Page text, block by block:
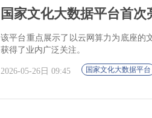
国家文化大数据平台首次
该平台重点展示了以云网算力为底座的
获得了业内广泛关注。
2026-05-26日 09:45 国家文化大数据平台